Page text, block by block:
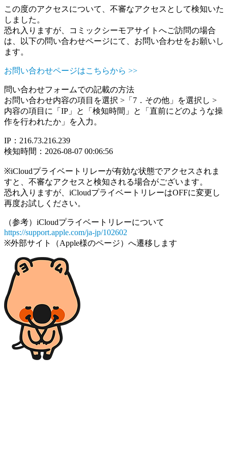
この度のアクセスについて、不審なアクセスとして検知いた
しました。
恐れ入りますが、コミックシーモアサイトへご訪問の場合
は、以下の問い合わせページにて、お問い合わせをお願いし
ます。
お問い合わせページはこちらから >>
問い合わせフォームでの記載の方法
お問い合わせ内容の項目を選択 >「7．その他」を選択し >
内容の項目に「IP」と「検知時間」と「直前にどのような操
作を行われたか」を入力。
IP：216.73.216.239
検知時間：2026-08-07 00:06:56
※iCloudプライベートリレーが有効な状態でアクセスされま
すと、不審なアクセスと検知される場合がございます。
恐れ入りますが、iCloudプライベートリレーはOFFに変更し
再度お試しください。
（参考）iCloudプライベートリレーについて
https://support.apple.com/ja-jp/102602
※外部サイト（Apple様のページ）へ遷移します